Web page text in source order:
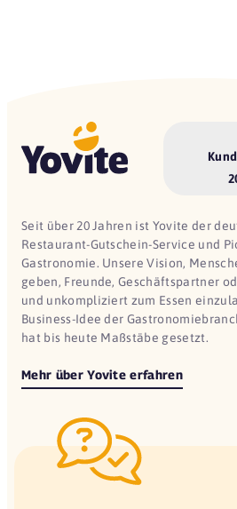
Seit über 20 Jahren ist Yovite der
Restaurant-Gutschein-Service und
Gastronomie. Unsere Vision,
geben, Freunde, Geschäftspartner
und unkompliziert zum Essen
Business-Idee der
hat bis heute Maßstäbe gesetzt.
Mehr über Yovite erfahren